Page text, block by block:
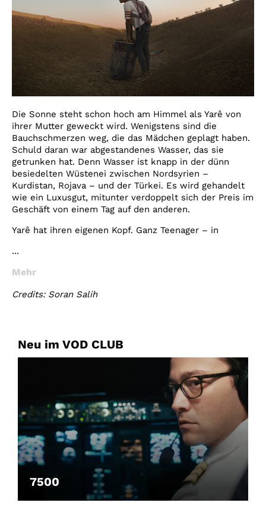
Die Sonne steht schon hoch am Himmel als Yarê von
ihrer Mutter geweckt wird. Wenigstens sind die
Bauchschmerzen weg, die das Mädchen geplagt haben.
Schuld daran war abgestandenes Wasser, das sie
getrunken hat. Denn Wasser ist knapp in der dünn
besiedelten Wüstenei zwischen Nordsyrien –
Kurdistan, Rojava – und der Türkei. Es wird gehandelt
wie ein Luxusgut, mitunter verdoppelt sich der Preis im
Geschäft von einem Tag auf den anderen.
Yarê hat ihren eigenen Kopf. Ganz Teenager – in
...
Mehr
Credits: Soran Salih
Neu im VOD CLUB
7500